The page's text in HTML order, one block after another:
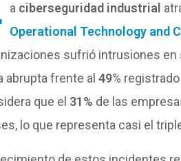
a ciberseguridad industrial
Operational Technology and
sufrió intrusiones en
abrupta frente al 49%
que el 31% de las
lo que representa casi el